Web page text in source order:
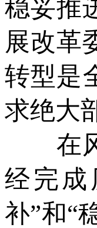
稳妥推
展改革
转型是
求绝大
在风
经完成
补”和“